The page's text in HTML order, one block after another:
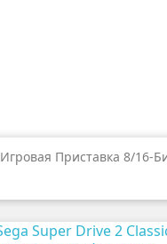
Игровая Приставка 8/16-